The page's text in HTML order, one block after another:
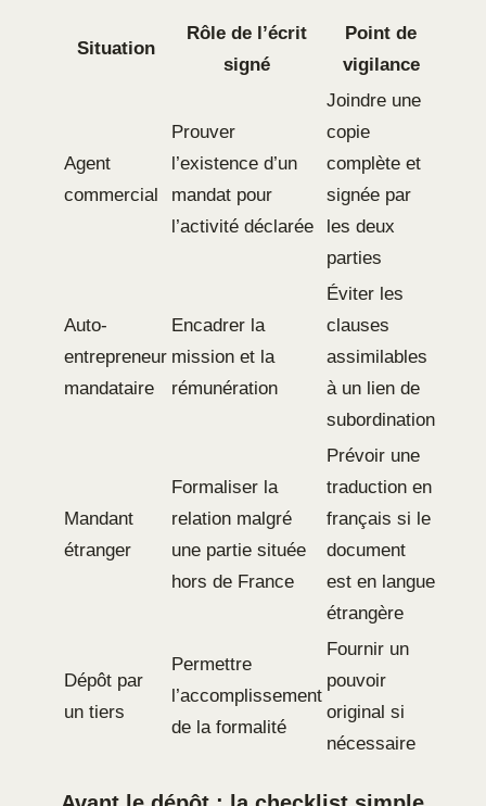
Situation
Rôle de l’écrit
signé
Point de
vigilance
Agent
commercial
Prouver
l’existence d’un
mandat pour
l’activité déclarée
Joindre une
copie
complète et
signée par
les deux
parties
Auto-
entrepreneur
mandataire
Encadrer la
mission et la
rémunération
Éviter les
clauses
assimilables
à un lien de
subordination
Mandant
étranger
Formaliser la
relation malgré
une partie située
hors de France
Prévoir une
traduction en
français si le
document
est en langue
étrangère
Dépôt par
un tiers
Permettre
l’accomplissement
de la formalité
Fournir un
pouvoir
original si
nécessaire